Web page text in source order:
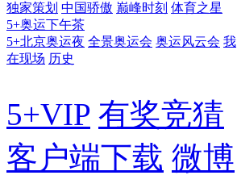
独家策划 中国骄傲 巅峰时刻 体育之星
5+奥运下午茶
5+北京奥运夜 全景奥运会 奥运风云会 我
在现场 历史
5+VIP 有奖竞猜
客户端下载 微博